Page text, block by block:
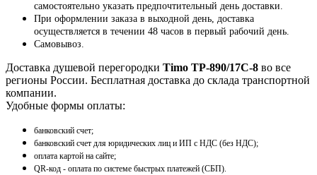
самостоятельно указать предпочтительный день доставки.
При оформлении заказа в выходной день, доставка
осуществляется в течении 48 часов в первый рабочий день.
Самовывоз.
Доставка душевой перегородки Timo TP-890/17C-8 во все
регионы России. Бесплатная доставка до склада транспортной
компании.
Удобные формы оплаты:
банковский счет;
банковский счет для юридических лиц и ИП с НДС (без НДС);
оплата картой на сайте;
QR-код - оплата по системе быстрых платежей (СБП).